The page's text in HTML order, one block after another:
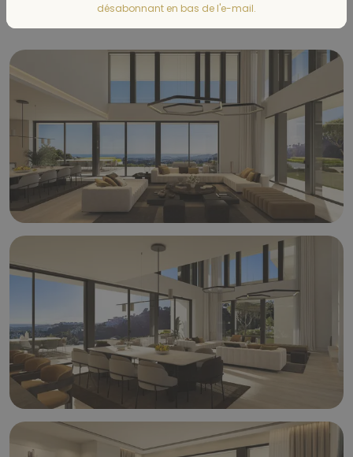
désabonnant en bas de l'e-mail.